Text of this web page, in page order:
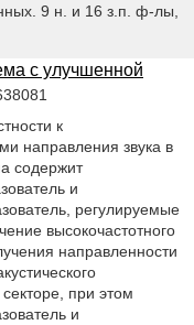
9 н. и 16 з.п. ф-лы,
с улучшенной
к
направления звука в
содержит
и
регулируемые
высокочастотного
направленности
при этом
и